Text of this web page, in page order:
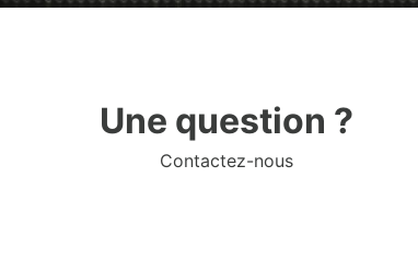
Une question ?
Contactez-nous